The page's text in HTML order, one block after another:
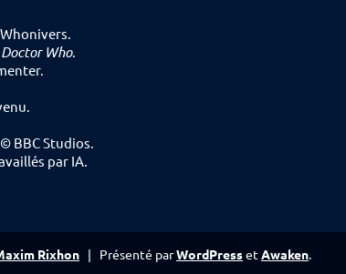
Doctor Who.
BBC Studios.
par IA.
Rixhon | Présenté parWordPressetAwaken.